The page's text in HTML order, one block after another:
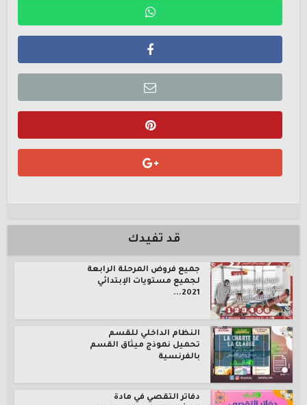
قد تفيدك
جميع فروض المرحلة الرابعة
لجميع مستويات الإبتدائي
2021...
النظام الداخلي للقسم
تحميل نموذج ميثاق القسم
بالفرنسية
دفاتر التقصي في مادة